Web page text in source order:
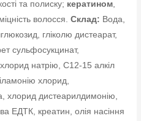
та полиску; кератином
волосся.Склад: Вода,
гліколю дистеарат,
сульфосукцинат,
натрію, С12-15 алкіл
хлорид,
хлорид дистеарилдимонію,
ЕДТК, креатин, олія насіння